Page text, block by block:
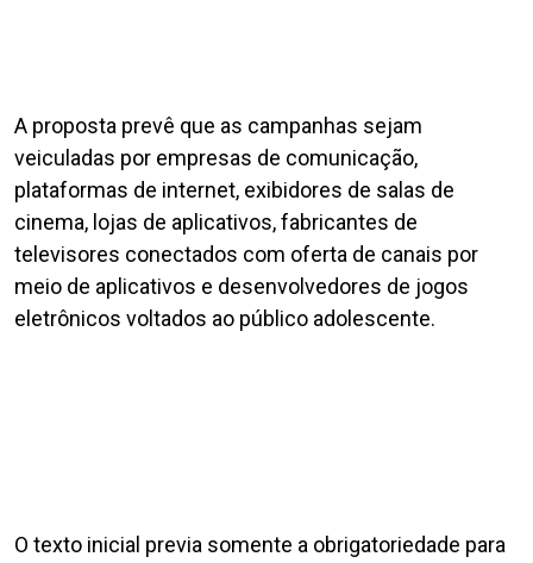
A proposta prevê que as campanhas sejam
veiculadas por empresas de comunicação,
plataformas de internet, exibidores de salas de
cinema, lojas de aplicativos, fabricantes de
televisores conectados com oferta de canais por
meio de aplicativos e desenvolvedores de jogos
eletrônicos voltados ao público adolescente.
O texto inicial previa somente a obrigatoriedade para